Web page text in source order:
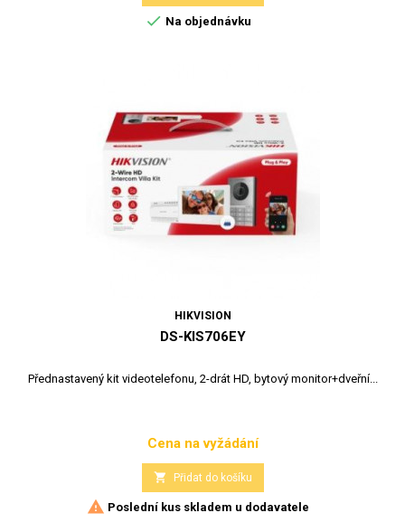
 Na objednávku
HIKVISION
DS-KIS706EY
Přednastavený kit videotelefonu, 2-drát HD, bytový monitor+dveřní...
Cena
Cena na vyžádání
 Přidat do košíku
 Poslední kus skladem u dodavatele